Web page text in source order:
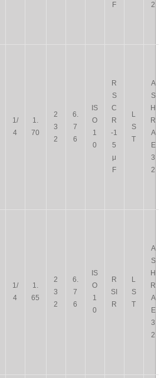
F
2
1/
4
1.
70
2
3
2
6.
7
6
IS
O
1
0
R
S
C
R
-1
5
μ
F
L
S
T
A
S
H
R
A
E
3
2
1/
4
1.
65
2
3
2
6.
7
6
IS
O
1
0
R
SI
R
L
S
T
A
S
H
R
A
E
3
2